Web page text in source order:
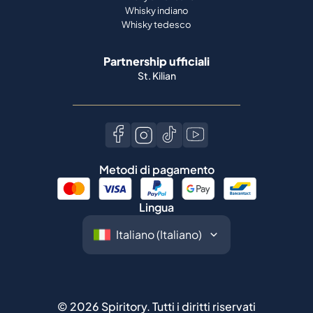
Whisky indiano
Whisky tedesco
Partnership ufficiali
St. Kilian
Metodi di pagamento
Lingua
© 2026 Spiritory.Tutti i diritti riservati